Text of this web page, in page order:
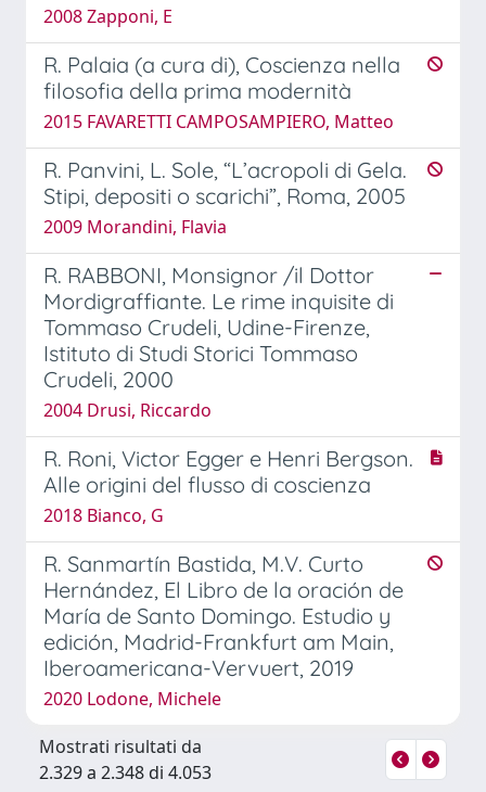
2008 Zapponi, E
R. Palaia (a cura di), Coscienza nella
filosofia della prima modernità
2015 FAVARETTI CAMPOSAMPIERO, Matteo
R. Panvini, L. Sole, “L’acropoli di Gela.
Stipi, depositi o scarichi”, Roma, 2005
2009 Morandini, Flavia
R. RABBONI, Monsignor /il Dottor
Mordigraffiante. Le rime inquisite di
Tommaso Crudeli, Udine-Firenze,
Istituto di Studi Storici Tommaso
Crudeli, 2000
2004 Drusi, Riccardo
R. Roni, Victor Egger e Henri Bergson.
Alle origini del flusso di coscienza
2018 Bianco, G
R. Sanmartín Bastida, M.V. Curto
Hernández, El Libro de la oración de
María de Santo Domingo. Estudio y
edición, Madrid-Frankfurt am Main,
Iberoamericana-Vervuert, 2019
2020 Lodone, Michele
Mostrati risultati da
2.329 a 2.348 di 4.053